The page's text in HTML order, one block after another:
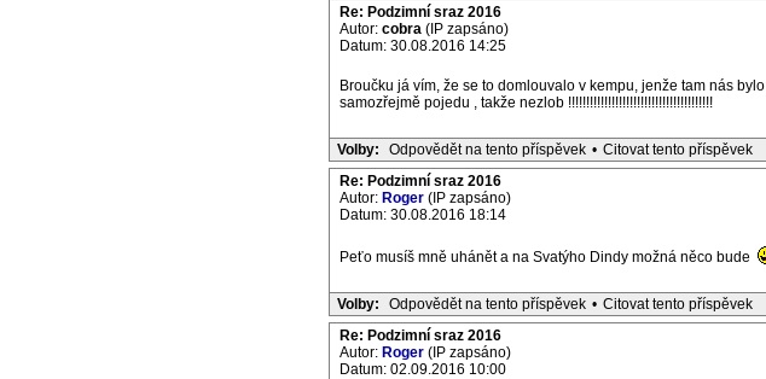
Re: Podzimní sraz 2016
Autor: cobra (IP zapsáno)
Datum: 30.08.2016 14:25
Broučku já vím, že se to domlouvalo v kempu, jenže tam nás
samozřejmě pojedu , takže nezlob !!!!!!!!!!!!!!!!!!!!!!!!!!!!!!!!!!!!!!!!
Volby: Odpovědět na tento příspěvek • Citovat tento příspěvek
Re: Podzimní sraz 2016
Autor: Roger (IP zapsáno)
Datum: 30.08.2016 18:14
Peťo musíš mně uhánět a na Svatýho Dindy možná něco bude
Volby: Odpovědět na tento příspěvek • Citovat tento příspěvek
Re: Podzimní sraz 2016
Autor: Roger (IP zapsáno)
Datum: 02.09.2016 10:00